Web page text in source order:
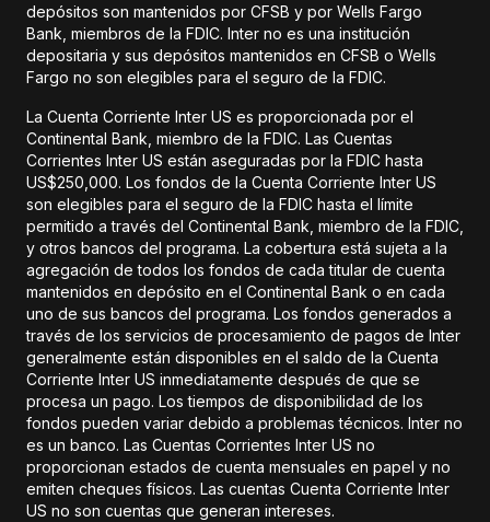
depósitos son mantenidos por CFSB y por Wells Fargo
Bank, miembros de la FDIC. Inter no es una institución
depositaria y sus depósitos mantenidos en CFSB o Wells
Fargo no son elegibles para el seguro de la FDIC.
La Cuenta Corriente Inter US es proporcionada por el
Continental Bank, miembro de la FDIC. Las Cuentas
Corrientes Inter US están aseguradas por la FDIC hasta
US$250,000. Los fondos de la Cuenta Corriente Inter US
son elegibles para el seguro de la FDIC hasta el límite
permitido a través del Continental Bank, miembro de la FDIC,
y otros bancos del programa. La cobertura está sujeta a la
agregación de todos los fondos de cada titular de cuenta
mantenidos en depósito en el Continental Bank o en cada
uno de sus bancos del programa. Los fondos generados a
través de los servicios de procesamiento de pagos de Inter
generalmente están disponibles en el saldo de la Cuenta
Corriente Inter US inmediatamente después de que se
procesa un pago. Los tiempos de disponibilidad de los
fondos pueden variar debido a problemas técnicos. Inter no
es un banco. Las Cuentas Corrientes Inter US no
proporcionan estados de cuenta mensuales en papel y no
emiten cheques físicos. Las cuentas Cuenta Corriente Inter
US no son cuentas que generan intereses.